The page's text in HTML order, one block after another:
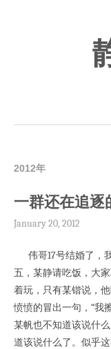
2012年
一群还在追逐
January 20, 2012
伟哥17号结婚了，
五，某静请吃饭，大
着玩，只有某锴说，
愤愤的冒出一句，“我
某帆也不知道该说什
道该说什么了。似乎